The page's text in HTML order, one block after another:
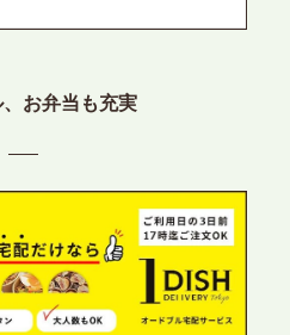
｜ケータリングのセカンド
張パーティー・ケータリン
夏の社内親睦が、配属後
や会議室で縁日気分を味わ
お弁当も充実